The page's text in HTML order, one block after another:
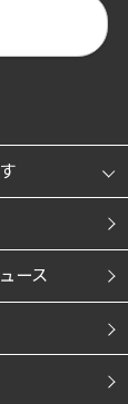
ース